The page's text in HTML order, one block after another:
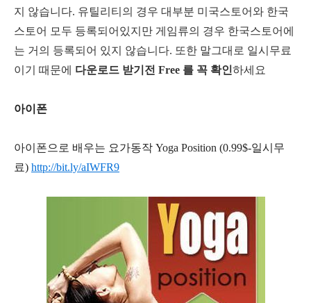
지 않습니다. 유틸리티의 경우 대부분 미국스토어와 한국
스토어 모두 등록되어있지만 게임류의 경우 한국스토어에
는 거의 등록되어 있지 않습니다. 또한 말그대로 일시무료
이기 때문에 다운로드 받기전 Free 를 꼭 확인하세요
아이폰
아이폰으로 배우는 요가동작 Yoga Position (0.99$-일시무
료) http://bit.ly/aIWFR9